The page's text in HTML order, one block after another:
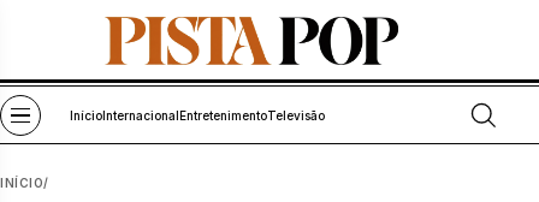
Pular para o conteúdo
Abrir menu
Início Internacional EntretenimentoTelevisão Abrir
INÍCIO/